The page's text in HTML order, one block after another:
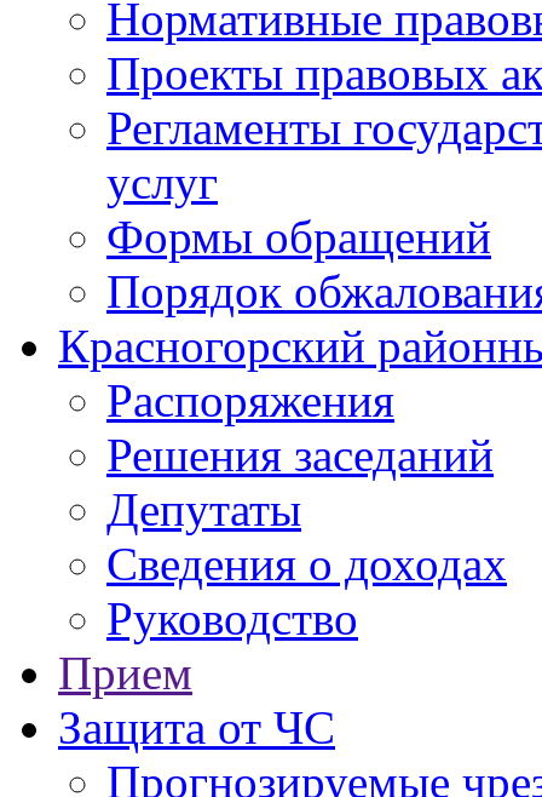
Нормативные
Проекты правовых
Регламенты
услуг
Формы обращений
Порядок
Красногорский
Распоряжения
Решения заседаний
Депутаты
Сведения о доходах
Руководство
Прием
Защита от ЧС
Прогнозируемые